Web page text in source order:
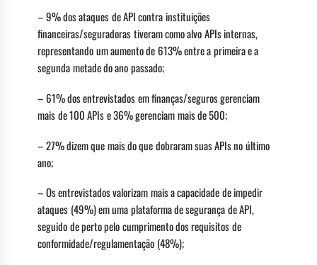
– 9% dos ataques de API contra instituições
financeiras/seguradoras tiveram como alvo APIs internas,
representando um aumento de 613% entre a primeira e a
segunda metade do ano passado;
– 61% dos entrevistados em finanças/seguros gerenciam
mais de 100 APIs e 36% gerenciam mais de 500;
– 27% dizem que mais do que dobraram suas APIs no último
ano;
– Os entrevistados valorizam mais a capacidade de impedir
ataques (49%) em uma plataforma de segurança de API,
seguido de perto pelo cumprimento dos requisitos de
conformidade/regulamentação (48%);